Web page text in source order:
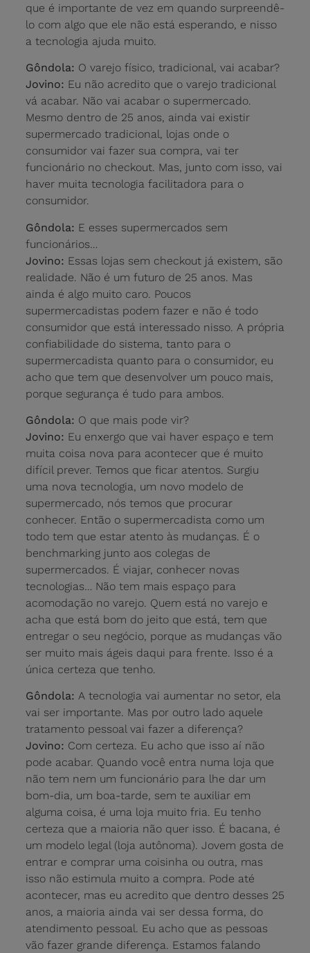
que é importante de vez em quando surpreendê-
lo com algo que ele não está esperando, e nisso
a tecnologia ajuda muito.
Gôndola: O varejo físico, tradicional, vai acabar?
Jovino: Eu não acredito que o varejo tradicional
vá acabar. Não vai acabar o supermercado.
Mesmo dentro de 25 anos, ainda vai existir
supermercado tradicional, lojas onde o
consumidor vai fazer sua compra, vai ter
funcionário no checkout. Mas, junto com isso, vai
haver muita tecnologia facilitadora para o
consumidor.
Gôndola: E esses supermercados sem
funcionários…
Jovino: Essas lojas sem checkout já existem, são
realidade. Não é um futuro de 25 anos. Mas
ainda é algo muito caro. Poucos
supermercadistas podem fazer e não é todo
consumidor que está interessado nisso. A própria
confiabilidade do sistema, tanto para o
supermercadista quanto para o consumidor, eu
acho que tem que desenvolver um pouco mais,
porque segurança é tudo para ambos.
Gôndola: O que mais pode vir?
Jovino: Eu enxergo que vai haver espaço e tem
muita coisa nova para acontecer que é muito
difícil prever. Temos que ficar atentos. Surgiu
uma nova tecnologia, um novo modelo de
supermercado, nós temos que procurar
conhecer. Então o supermercadista como um
todo tem que estar atento às mudanças. É o
benchmarking junto aos colegas de
supermercados. É viajar, conhecer novas
tecnologias… Não tem mais espaço para
acomodação no varejo. Quem está no varejo e
acha que está bom do jeito que está, tem que
entregar o seu negócio, porque as mudanças vão
ser muito mais ágeis daqui para frente. Isso é a
única certeza que tenho.
Gôndola: A tecnologia vai aumentar no setor, ela
vai ser importante. Mas por outro lado aquele
tratamento pessoal vai fazer a diferença?
Jovino: Com certeza. Eu acho que isso aí não
pode acabar. Quando você entra numa loja que
não tem nem um funcionário para lhe dar um
bom-dia, um boa-tarde, sem te auxiliar em
alguma coisa, é uma loja muito fria. Eu tenho
certeza que a maioria não quer isso. É bacana, é
um modelo legal (loja autônoma). Jovem gosta de
entrar e comprar uma coisinha ou outra, mas
isso não estimula muito a compra. Pode até
acontecer, mas eu acredito que dentro desses 25
anos, a maioria ainda vai ser dessa forma, do
atendimento pessoal. Eu acho que as pessoas
vão fazer grande diferença. Estamos falando